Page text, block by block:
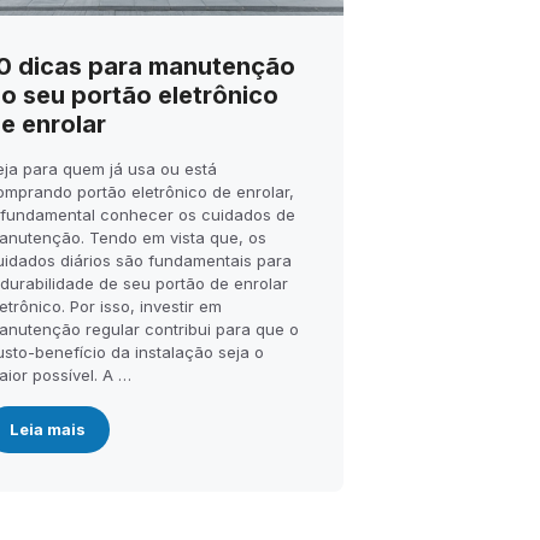
dicas para manutenção
seu portão eletrônico
enrolar
para quem já usa ou está
portão eletrônico de enrolar,
conhecer os cuidados de
Tendo em vista que, os
diários são fundamentais para
de seu portão de enrolar
Por isso, investir em
regular contribui para que o
benefício da instalação seja o
possível. A …
Leia mais